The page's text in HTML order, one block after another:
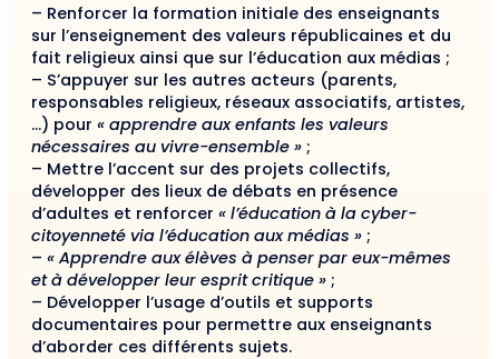
– Renforcer la formation initiale des enseignants
sur l’enseignement des valeurs républicaines et du
fait religieux ainsi que sur l’éducation aux médias ;
– S’appuyer sur les autres acteurs (parents,
responsables religieux, réseaux associatifs, artistes,
…) pour « apprendre aux enfants les valeurs
nécessaires au vivre-ensemble » ;
– Mettre l’accent sur des projets collectifs,
développer des lieux de débats en présence
d’adultes et renforcer « l’éducation à la cyber-
citoyenneté via l’éducation aux médias » ;
– « Apprendre aux élèves à penser par eux-mêmes
et à développer leur esprit critique » ;
– Développer l’usage d’outils et supports
documentaires pour permettre aux enseignants
d’aborder ces différents sujets.